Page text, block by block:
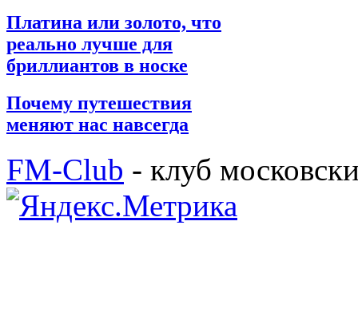
Платина или золото, что
реально лучше для
бриллиантов в носке
Почему путешествия
меняют нас навсегда
FM-Club - клуб